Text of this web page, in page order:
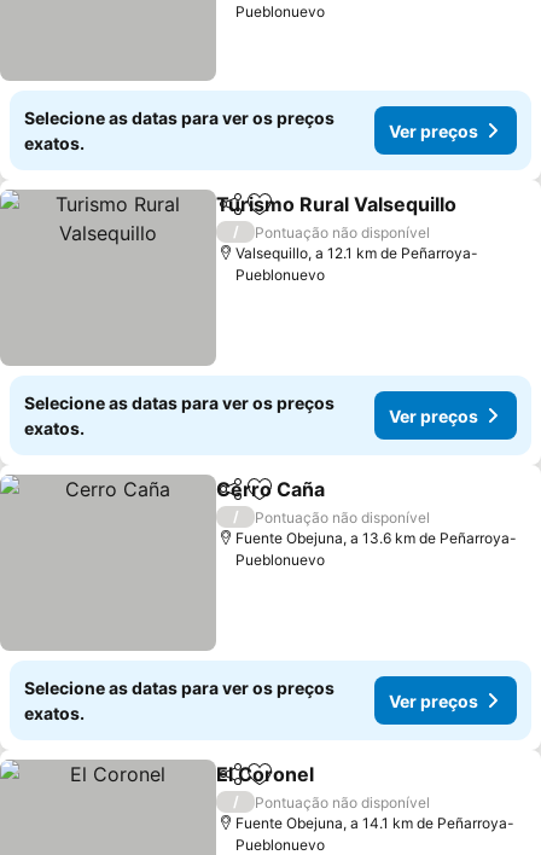
Pueblonuevo
Selecione as datas para ver os preços
exatos.
Ver preços
PartilharAdicionar aos favoritos
Turismo Rural Valsequillo
/
Pontuação não disponível
Valsequillo, a 12.1 km de Peñarroya-
Pueblonuevo
Selecione as datas para ver os preços
exatos.
Ver preços
PartilharAdicionar aos favoritos
Cerro Caña
/
Pontuação não disponível
Fuente Obejuna, a 13.6 km de Peñarroya-
Pueblonuevo
Selecione as datas para ver os preços
exatos.
Ver preços
PartilharAdicionar aos favoritos
El Coronel
/
Pontuação não disponível
Fuente Obejuna, a 14.1 km de Peñarroya-
Pueblonuevo